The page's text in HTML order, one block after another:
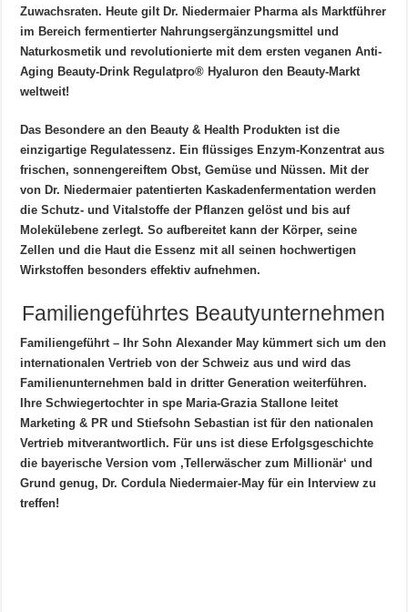
Zuwachsraten. Heute gilt Dr. Niedermaier Pharma als Marktführer
im Bereich fermentierter Nahrungsergänzungsmittel und
Naturkosmetik und revolutionierte mit dem ersten veganen Anti-
Aging Beauty-Drink Regulatpro® Hyaluron den Beauty-Markt
weltweit!
Das Besondere an den Beauty & Health Produkten ist die
einzigartige Regulatessenz. Ein flüssiges Enzym-Konzentrat aus
frischen, sonnengereiftem Obst, Gemüse und Nüssen. Mit der
von Dr. Niedermaier patentierten Kaskadenfermentation werden
die Schutz- und Vitalstoffe der Pflanzen gelöst und bis auf
Molekülebene zerlegt. So aufbereitet kann der Körper, seine
Zellen und die Haut die Essenz mit all seinen hochwertigen
Wirkstoffen besonders effektiv aufnehmen.
Familiengeführtes Beautyunternehmen
Familiengeführt – Ihr Sohn Alexander May kümmert sich um den
internationalen Vertrieb von der Schweiz aus und wird das
Familienunternehmen bald in dritter Generation weiterführen.
Ihre Schwiegertochter in spe Maria-Grazia Stallone leitet
Marketing & PR und Stiefsohn Sebastian ist für den nationalen
Vertrieb mitverantwortlich. Für uns ist diese Erfolgsgeschichte
die bayerische Version vom ‚Tellerwäscher zum Millionär‘ und
Grund genug, Dr. Cordula Niedermaier-May für ein Interview zu
treffen!